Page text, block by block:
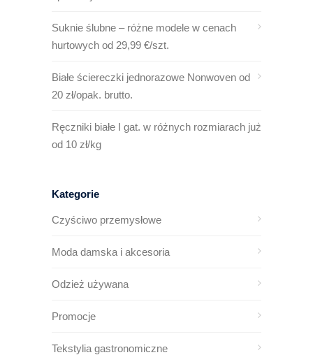
Suknie ślubne – różne modele w cenach
hurtowych od 29,99 €/szt.
Białe ściereczki jednorazowe Nonwoven od
20 zł/opak. brutto.
Ręczniki białe I gat. w różnych rozmiarach już
od 10 zł/kg
Kategorie
Czyściwo przemysłowe
Moda damska i akcesoria
Odzież używana
Promocje
Tekstylia gastronomiczne